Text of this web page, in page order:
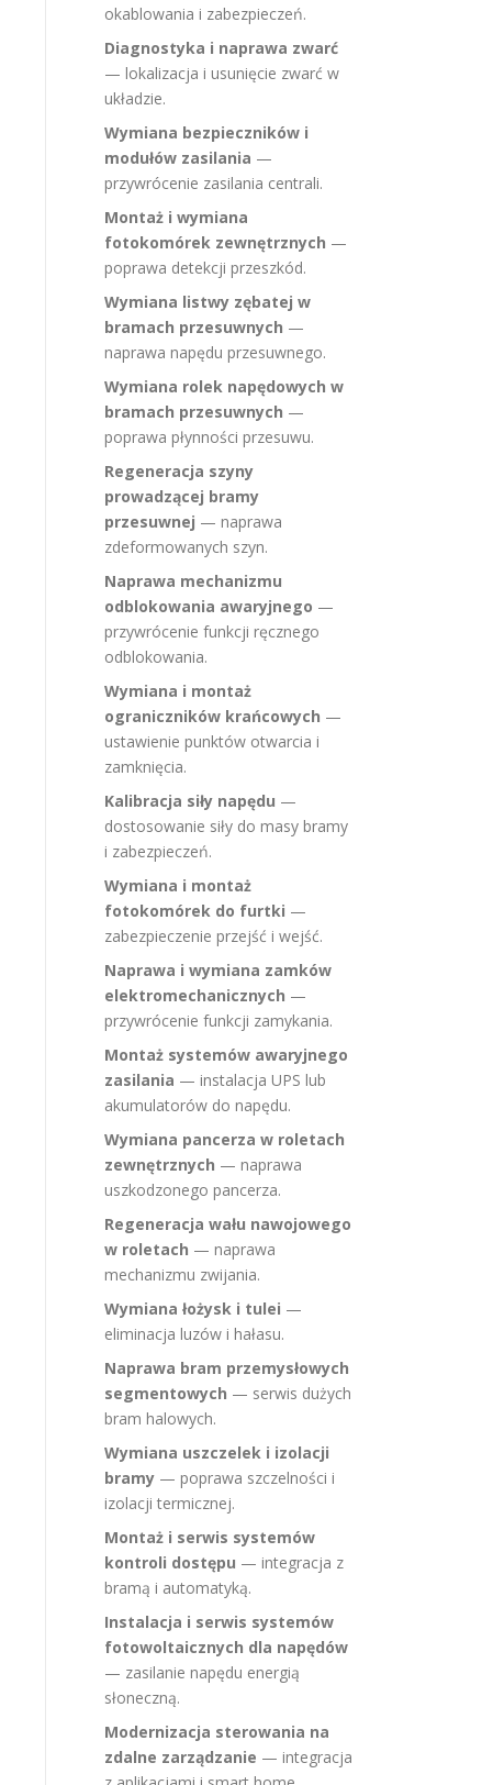
okablowania i zabezpieczeń.
Diagnostyka i naprawa zwarć
— lokalizacja i usunięcie zwarć w
układzie.
Wymiana bezpieczników i
modułów zasilania —
przywrócenie zasilania centrali.
Montaż i wymiana
fotokomórek zewnętrznych —
poprawa detekcji przeszkód.
Wymiana listwy zębatej w
bramach przesuwnych —
naprawa napędu przesuwnego.
Wymiana rolek napędowych w
bramach przesuwnych —
poprawa płynności przesuwu.
Regeneracja szyny
prowadzącej bramy
przesuwnej — naprawa
zdeformowanych szyn.
Naprawa mechanizmu
odblokowania awaryjnego —
przywrócenie funkcji ręcznego
odblokowania.
Wymiana i montaż
ograniczników krańcowych —
ustawienie punktów otwarcia i
zamknięcia.
Kalibracja siły napędu —
dostosowanie siły do masy bramy
i zabezpieczeń.
Wymiana i montaż
fotokomórek do furtki —
zabezpieczenie przejść i wejść.
Naprawa i wymiana zamków
elektromechanicznych —
przywrócenie funkcji zamykania.
Montaż systemów awaryjnego
zasilania — instalacja UPS lub
akumulatorów do napędu.
Wymiana pancerza w roletach
zewnętrznych — naprawa
uszkodzonego pancerza.
Regeneracja wału nawojowego
w roletach — naprawa
mechanizmu zwijania.
Wymiana łożysk i tulei —
eliminacja luzów i hałasu.
Naprawa bram przemysłowych
segmentowych — serwis dużych
bram halowych.
Wymiana uszczelek i izolacji
bramy — poprawa szczelności i
izolacji termicznej.
Montaż i serwis systemów
kontroli dostępu — integracja z
bramą i automatyką.
Instalacja i serwis systemów
fotowoltaicznych dla napędów
— zasilanie napędu energią
słoneczną.
Modernizacja sterowania na
zdalne zarządzanie — integracja